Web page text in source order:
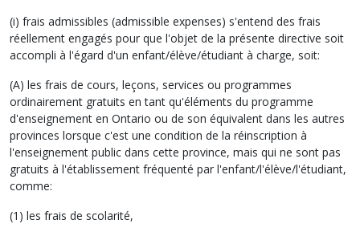
(i) frais admissibles (admissible expenses) s'entend des frais
réellement engagés pour que l'objet de la présente directive soit
accompli à l'égard d'un enfant/élève/étudiant à charge, soit:
(A) les frais de cours, leçons, services ou programmes
ordinairement gratuits en tant qu'éléments du programme
d'enseignement en Ontario ou de son équivalent dans les autres
provinces lorsque c'est une condition de la réinscription à
l'enseignement public dans cette province, mais qui ne sont pas
gratuits à l'établissement fréquenté par l'enfant/l'élève/l'étudiant,
comme:
(1) les frais de scolarité,